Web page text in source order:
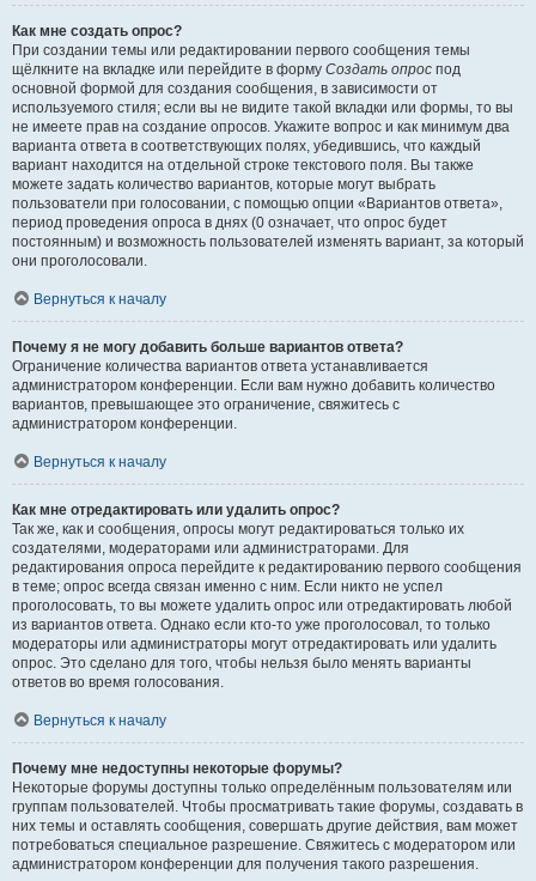
Как мне создать опрос?
При создании темы или редактировании первого сообщения темы
щёлкните на вкладке или перейдите в форму Создать опрос под
основной формой для создания сообщения, в зависимости от
используемого стиля; если вы не видите такой вкладки или формы, то вы
не имеете прав на создание опросов. Укажите вопрос и как минимум два
варианта ответа в соответствующих полях, убедившись, что каждый
вариант находится на отдельной строке текстового поля. Вы также
можете задать количество вариантов, которые могут выбрать
пользователи при голосовании, с помощью опции «Вариантов ответа»,
период проведения опроса в днях (0 означает, что опрос будет
постоянным) и возможность пользователей изменять вариант, за который
они проголосовали.
Вернуться к началу
Почему я не могу добавить больше вариантов ответа?
Ограничение количества вариантов ответа устанавливается
администратором конференции. Если вам нужно добавить количество
вариантов, превышающее это ограничение, свяжитесь с
администратором конференции.
Вернуться к началу
Как мне отредактировать или удалить опрос?
Так же, как и сообщения, опросы могут редактироваться только их
создателями, модераторами или администраторами. Для
редактирования опроса перейдите к редактированию первого сообщения
в теме; опрос всегда связан именно с ним. Если никто не успел
проголосовать, то вы можете удалить опрос или отредактировать любой
из вариантов ответа. Однако если кто-то уже проголосовал, то только
модераторы или администраторы могут отредактировать или удалить
опрос. Это сделано для того, чтобы нельзя было менять варианты
ответов во время голосования.
Вернуться к началу
Почему мне недоступны некоторые форумы?
Некоторые форумы доступны только определённым пользователям или
группам пользователей. Чтобы просматривать такие форумы, создавать в
них темы и оставлять сообщения, совершать другие действия, вам может
потребоваться специальное разрешение. Свяжитесь с модератором или
администратором конференции для получения такого разрешения.